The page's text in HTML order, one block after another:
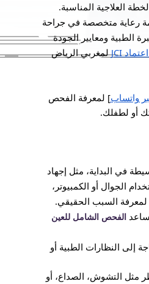
العلاجية المناسبة.
رعاية متخصصة في جراحة
الطبية ومعايير الجودة
اعتماد JCI
لمغربي الرياض
واتساب] لمعرفة الفحص
أو لطفلك.
في البداية، مثل إجهاد
الجوال أو الكمبيوتر،
لمعرفة السبب الحقيقي.
الفحص الشامل للعين
إلى النظارات الطبية أو
مثل التشوش، الصداع، أو